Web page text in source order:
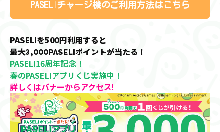
PASELIチャージ機のご利用方法はこちら
PASELIを500円利用すると
最大3,000PASELIポイントが当たる！
PASELI16周年記念！
春のPASELIアプリくじ実施中！
詳しくはバナーからアクセス!